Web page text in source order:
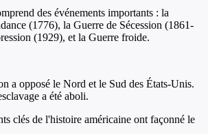
des événements importants : la
(1776), la Guerre de Sécession (1861-
(1929), et la Guerre froide.
a opposé le Nord et le Sud des États-Unis.
a été aboli.
clés de l'histoire américaine ont façonné le